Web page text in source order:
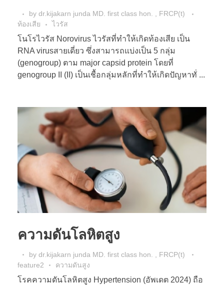
by dr.kijakarn junda MD. first class hon. , FRCP(t)
ท้องเสีย
ไวรัส
โนโรไวรัส Norovirus ไวรัสที่ทำให้เกิดท้องเสีย เป็น
RNA virusสายเดี่ยว ซึ่งสามารถแบ่งเป็น 5 กลุ่ม
(genogroup) ตาม major capsid protein โดยที่
genogroup II (II) เป็นเชื้อกลุ่มหลักที่ทำให้เกิดปัญหาทั่ ...
ความดันโลหิตสูง
by dr.kijakarn junda MD. first class hon. , FRCP(t)
feature2
ความดันสูง
โรคความดันโลหิตสูง Hypertension (อัพเดต 2024) ถือ